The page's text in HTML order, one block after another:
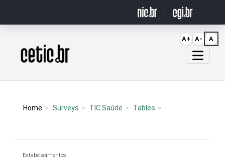
Página inicial
Home Surveys TIC Saúde Tables
Estabelecimentos
A+ A- A